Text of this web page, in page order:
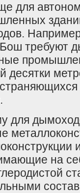
для
Бош требуют
десятки
для
на